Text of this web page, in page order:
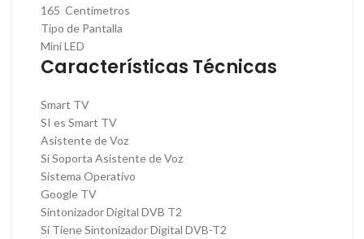
165 Centímetros
Tipo de Pantalla
Mini LED
Características Técnicas
Smart TV
SI es Smart TV
Asistente de Voz
Si Soporta Asistente de Voz
Sistema Operativo
Google TV
Sintonizador Digital DVB T2
Si Tiene Sintonizador Digital DVB-T2